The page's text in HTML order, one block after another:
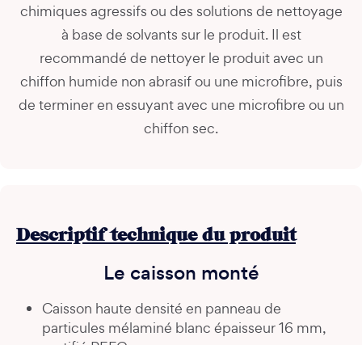
chimiques agressifs ou des solutions de nettoyage
à base de solvants sur le produit. Il est
recommandé de nettoyer le produit avec un
chiffon humide non abrasif ou une microfibre, puis
de terminer en essuyant avec une microfibre ou un
chiffon sec.
Descriptif technique du produit
Le caisson monté
Caisson haute densité en panneau de
particules mélaminé blanc épaisseur 16 mm,